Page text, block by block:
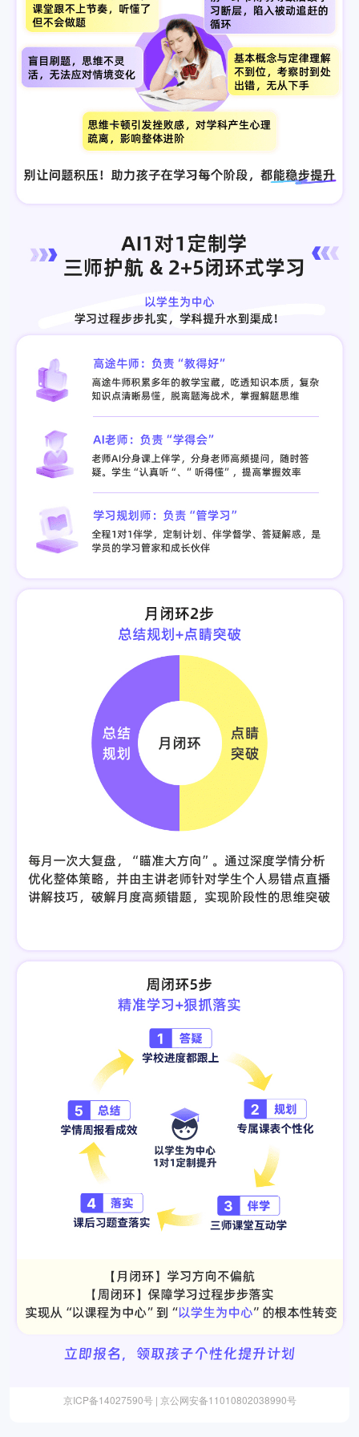
京ICP备14027590号 | 京公网安备11010802038990号